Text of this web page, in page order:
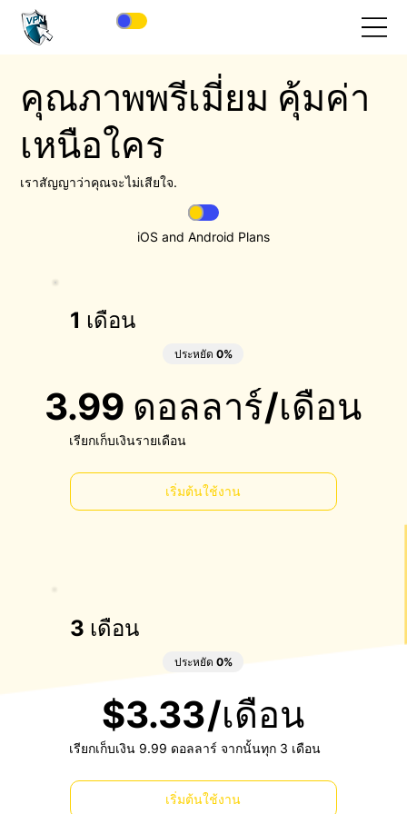
คุณภาพพรีเมี่ยม คุ้มค่า
เหนือใคร
เราสัญญาว่าคุณจะไม่เสียใจ.
iOS and Android Plans
1 เดือน
ประหยัด 0%
3.99 ดอลลาร์/เดือน
เรียกเก็บเงินรายเดือน
เริ่มต้นใช้งาน
3 เดือน
ประหยัด 0%
$3.33/เดือน
เรียกเก็บเงิน 9.99 ดอลลาร์ จากนั้นทุก 3 เดือน
เริ่มต้นใช้งาน